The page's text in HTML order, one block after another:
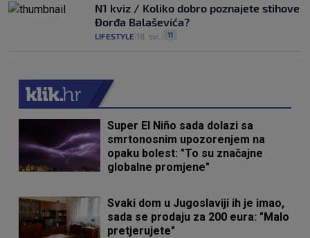
N1 kviz / Koliko dobro poznajete stihove
Đorđa Balaševića?
LIFESTYLE 18. svi. 11
Super El Niño sada dolazi sa
smrtonosnim upozorenjem na
opaku bolest: "To su značajne
globalne promjene"
Svaki dom u Jugoslaviji ih je imao,
sada se prodaju za 200 eura: "Malo
pretjerujete"